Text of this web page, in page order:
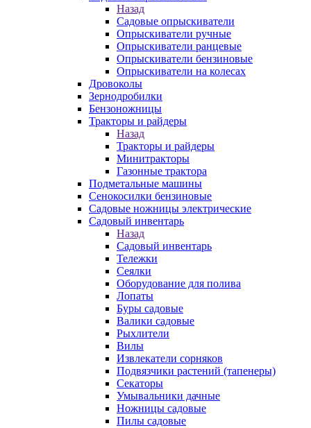
Назад
Садовые опрыскиватели
Опрыскиватели ручные
Опрыскиватели ранцевые
Опрыскиватели бензиновые
Опрыскиватели на колесах
Дровоколы
Зернодробилки
Бензоножницы
Тракторы и райдеры
Назад
Тракторы и райдеры
Минитракторы
Газонные трактора
Подметальные машины
Сенокосилки бензиновые
Садовые ножницы электрические
Садовый инвентарь
Назад
Садовый инвентарь
Тележки
Сеялки
Оборудование для полива
Лопаты
Буры садовые
Валики садовые
Рыхлители
Вилы
Извлекатели сорняков
Подвязчики растений (тапенеры)
Секаторы
Умывальники дачные
Ножницы садовые
Пилы садовые